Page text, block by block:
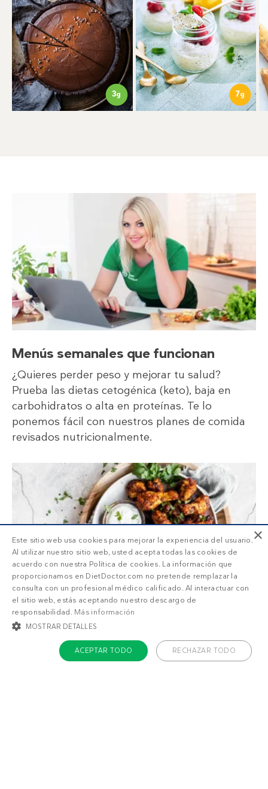
3g 7g
Menús semanales que funcionan
¿Quieres perder peso y mejorar tu salud?
Prueba las dietas cetogénica (keto), baja en
carbohidratos o alta en proteínas. Te lo
ponemos fácil con nuestros planes de comida
revisados nutricionalmente.
1.267 💙 recetas low-carb
Ya sea que busques recetas altas en proteínas,
keto estrictas o bajas en carbohidratos liberales,
×
Este sitio web usa cookies para mejorar la experiencia del usuario.
Al utilizar nuestro sitio web, usted acepta todas las cookies de
acuerdo con nuestra Política de cookies. La información que
proporcionamos en DietDoctor.com no pretende remplazar la
consulta con un profesional médico calificado. Al interactuar con
el sitio web, estás aceptando nuestro descargo de
responsabilidad. Más información
MOSTRAR DETALLES
ACEPTAR TODO RECHAZAR TODO